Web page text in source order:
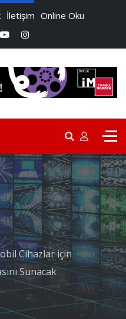
İletişim Online Oku
Cihazlar için
Sunacak